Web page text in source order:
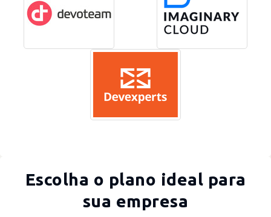
Escolha o plano ideal para
sua empresa